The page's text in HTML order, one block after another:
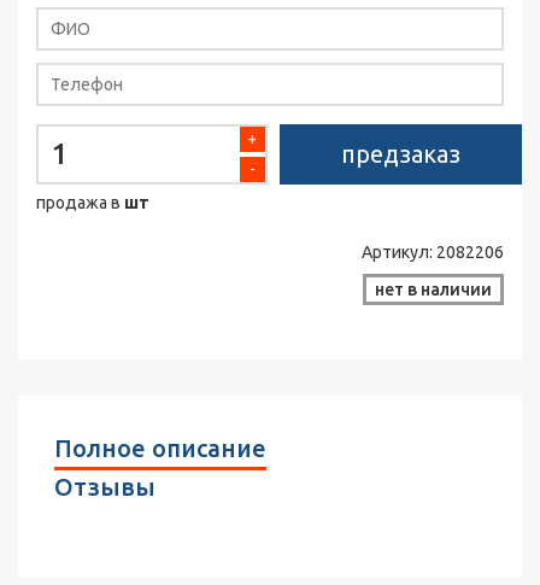
-
+
продажа в шт
предзаказ
Артикул: 2082206
нет в наличии
Полное описание
Отзывы